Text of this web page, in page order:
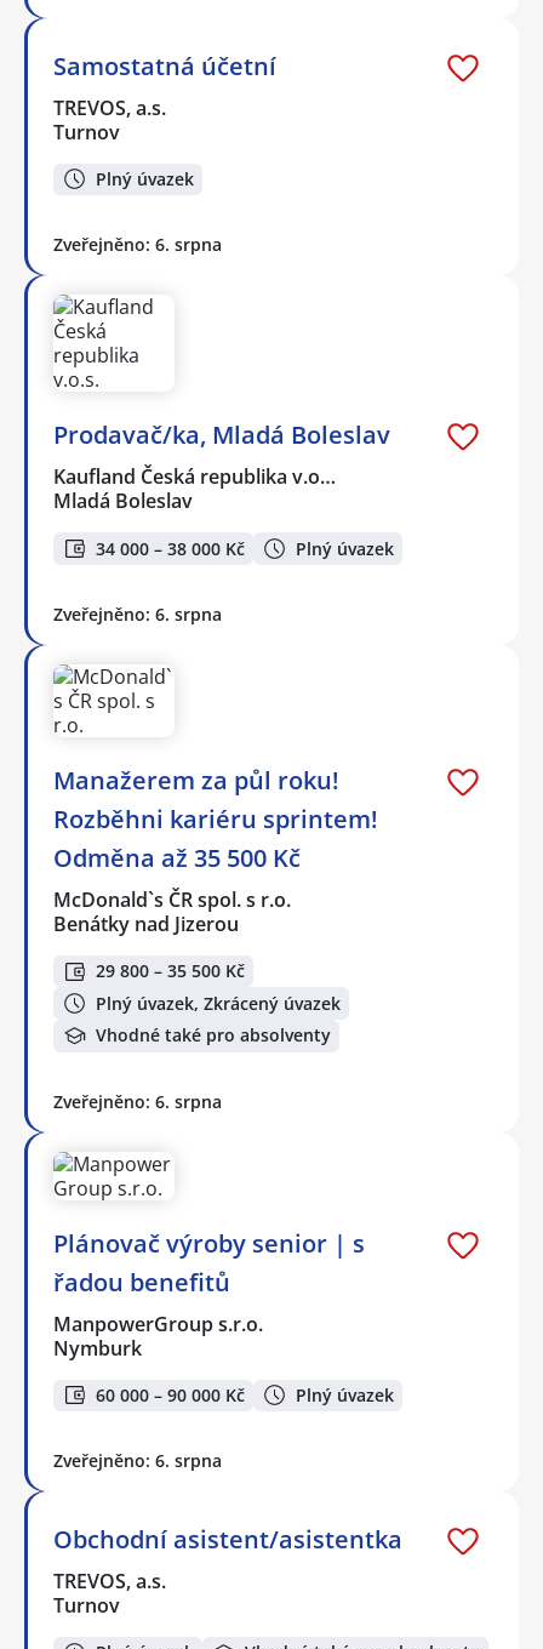
Samostatná účetní
TREVOS, a.s.
Turnov
Plný úvazek
Zveřejněno: 6. srpna
Prodavač/ka, Mladá Boleslav
Kaufland Česká republika v.o…
Mladá Boleslav
34 000 – 38 000 Kč Plný úvazek
Zveřejněno: 6. srpna
Manažerem za půl roku!
Rozběhni kariéru sprintem!
Odměna až 35 500 Kč
McDonald`s ČR spol. s r.o.
Benátky nad Jizerou
29 800 – 35 500 Kč
Plný úvazek, Zkrácený úvazek
Vhodné také pro absolventy
Zveřejněno: 6. srpna
Plánovač výroby senior | s
řadou benefitů
ManpowerGroup s.r.o.
Nymburk
60 000 – 90 000 Kč Plný úvazek
Zveřejněno: 6. srpna
Obchodní asistent/asistentka
TREVOS, a.s.
Turnov